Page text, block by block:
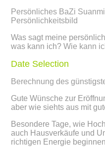
Persönliches BaZi
Persönlichkeitsbild
Was sagt meine
was kann ich? Wie kann
Date Selection
Berechnung des
Gute Wünsche zur
aber wie siehts aus mit
Besondere Tage, wie
auch Hausverkäufe und
richtigen Energie